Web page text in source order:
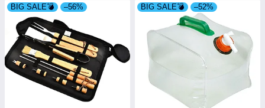
BIG SALE💣 –56% BIG SALE💣 –52%